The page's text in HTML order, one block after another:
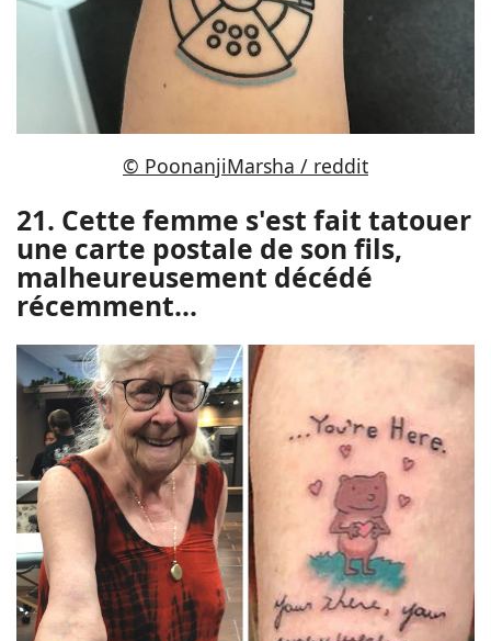
© PoonanjiMarsha / reddit
21. Cette femme s'est fait tatouer
une carte postale de son fils,
malheureusement décédé
récemment...